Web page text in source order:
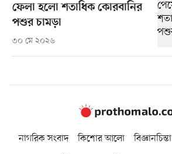
ফেলা হলো শতাধিক কোরবানির
পশুর চামড়া
৩০ মে ২০২৬
নাগরিক সংবাদ কিশোর আলো বিজ্ঞানচিন্তা